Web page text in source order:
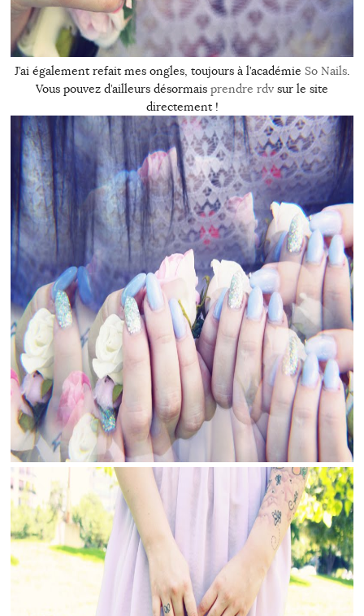
J’ai également refait mes ongles, toujours à l’académie So Nails.
Vous pouvez d’ailleurs désormais prendre rdv sur le site
directement !